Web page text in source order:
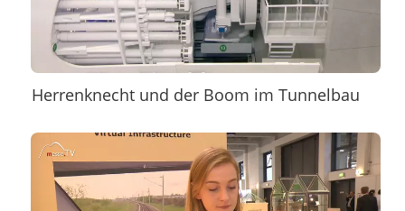
Herrenknecht und der Boom im Tunnelbau